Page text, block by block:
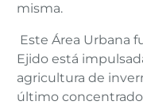
misma.
Este Área Urbana
Ejido está
agricultura de
último